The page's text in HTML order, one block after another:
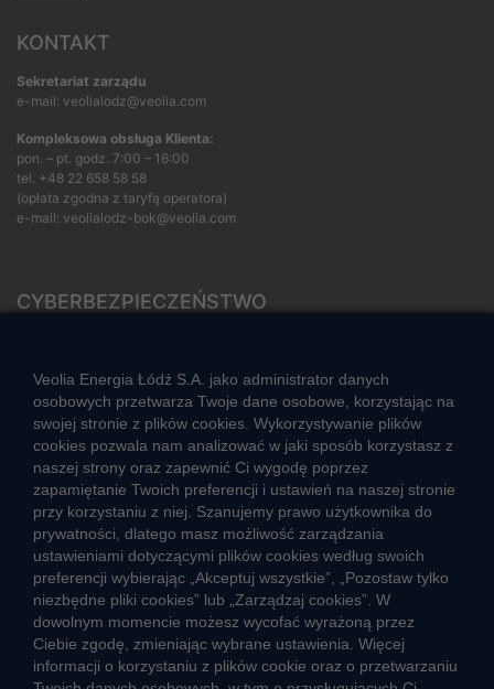
KONTAKT
Sekretariat zarządu
e-mail: veolialodz@veolia.com
Kompleksowa obsługa Klienta:
pon. – pt. godz. 7:00 – 16:00
tel. +48 22 658 58 58
(opłata zgodna z taryfą operatora)
e-mail: veolialodz-bok@veolia.com
CYBERBEZPIECZEŃSTWO
CIEPŁO SYSTEMOWE
Zalety ciepła systemowego
Ciepło przez cały rok
Usługi okołociepłownicze
Informacje ciepła systemowego
JAK POWSTAJE CIEPŁO
Veolia Energia Łódź S.A. jako administrator danych
osobowych przetwarza Twoje dane osobowe, korzystając na
swojej stronie z plików cookies. Wykorzystywanie plików
cookies pozwala nam analizować w jaki sposób korzystasz z
naszej strony oraz zapewnić Ci wygodę poprzez
zapamiętanie Twoich preferencji i ustawień na naszej stronie
przy korzystaniu z niej. Szanujemy prawo użytkownika do
prywatności, dlatego masz możliwość zarządzania
ustawieniami dotyczącymi plików cookies według swoich
preferencji wybierając „Akceptuj wszystkie”, „Pozostaw tylko
niezbędne pliki cookies” lub „Zarządzaj cookies”. W
dowolnym momencie możesz wycofać wyrażoną przez
Ciebie zgodę, zmieniając wybrane ustawienia. Więcej
informacji o korzystaniu z plików cookie oraz o przetwarzaniu